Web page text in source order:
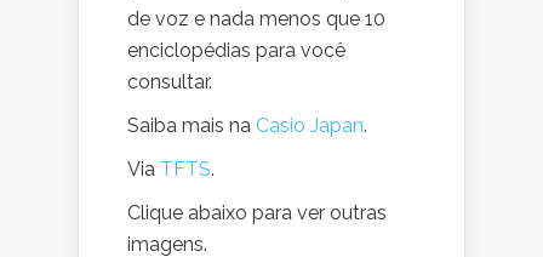
de voz e nada menos que 10
enciclopédias para você
consultar.
Saiba mais na Casio Japan.
Via TFTS.
Clique abaixo para ver outras
imagens.